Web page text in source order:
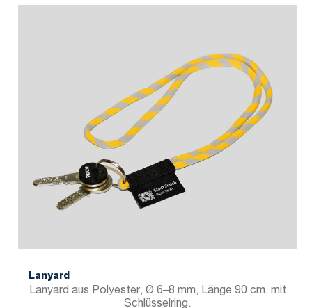
Lanyard
Lanyard aus Polyester, Ø 6–8 mm, Länge 90 cm, mit
Schlüsselring.